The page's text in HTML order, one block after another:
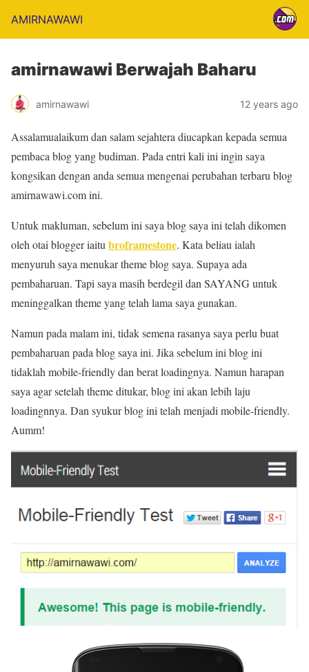
AMIRNAWAWI
amirnawawi Berwajah Baharu
amirnawawi 12 years ago
Assalamualaikum dan salam sejahtera diucapkan kepada semua
pembaca blog yang budiman. Pada entri kali ini ingin saya
kongsikan dengan anda semua mengenai perubahan terbaru blog
amirnawawi.com ini.
Untuk makluman, sebelum ini saya blog saya ini telah dikomen
oleh otai blogger iaitu broframestone. Kata beliau ialah
menyuruh saya menukar theme blog saya. Supaya ada
pembaharuan. Tapi saya masih berdegil dan SAYANG untuk
meninggalkan theme yang telah lama saya gunakan.
Namun pada malam ini, tidak semena rasanya saya perlu buat
pembaharuan pada blog saya ini. Jika sebelum ini blog ini
tidaklah mobile-friendly dan berat loadingnya. Namun harapan
saya agar setelah theme ditukar, blog ini akan lebih laju
loadingnnya. Dan syukur blog ini telah menjadi mobile-friendly.
Aumm!